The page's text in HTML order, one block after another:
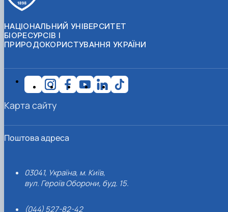
НАЦІОНАЛЬНИЙ УНІВЕРСИТЕТ
БІОРЕСУРСІВ І
ПРИРОДОКОРИСТУВАННЯ УКРАЇНИ
Поштова адреса
03041, Україна, м. Київ,
вул. Героїв Оборони, буд. 15.
(044) 527-82-42
Карта сайту